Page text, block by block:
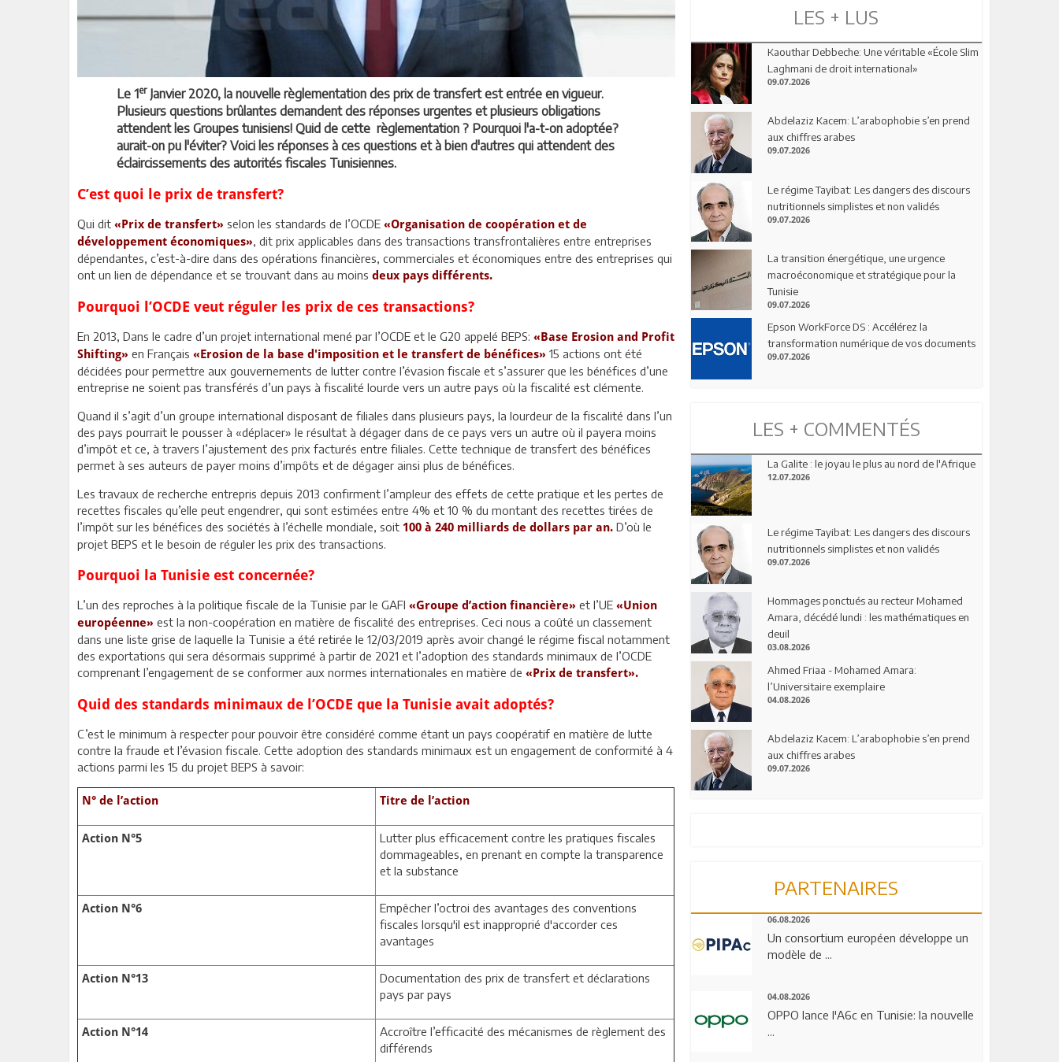
Le 1erJanvier 2020, la nouvelle règlementation des prix de transfert est entrée en vigueur.
Plusieurs questions brûlantes demandent des réponses urgentes et plusieurs obligations
attendent les Groupes tunisiens! Quid de cette règlementation ? Pourquoi l'a-t-on adoptée?
aurait-on pu l'éviter? Voici les réponses à ces questions et à bien d'autres qui attendent des
éclaircissements des autorités fiscales Tunisiennes.
C’est quoi le prix de transfert?
Qui dit «Prix de transfert» selon les standards de l’OCDE «Organisation de coopération et de
développement économiques», dit prix applicables dans des transactions transfrontalières entre entreprises
dépendantes, c’est-à-dire dans des opérations financières, commerciales et économiques entre des entreprises qui
ont un lien de dépendance et se trouvant dans au moins deux pays différents.
Pourquoi l’OCDE veut réguler les prix de ces transactions?
En 2013, Dans le cadre d’un projet international mené par l’OCDE et le G20 appelé BEPS: «Base Erosion and Profit
Shifting» en Français «Erosion de la base d'imposition et le transfert de bénéfices» 15 actions ont été
décidées pour permettre aux gouvernements de lutter contre l’évasion fiscale et s’assurer que les bénéfices d’une
entreprise ne soient pas transférés d’un pays à fiscalité lourde vers un autre pays où la fiscalité est clémente.
Quand il s’agit d’un groupe international disposant de filiales dans plusieurs pays, la lourdeur de la fiscalité dans l’un
des pays pourrait le pousser à «déplacer» le résultat à dégager dans de ce pays vers un autre où il payera moins
d’impôt et ce, à travers l’ajustement des prix facturés entre filiales. Cette technique de transfert des bénéfices
permet à ses auteurs de payer moins d’impôts et de dégager ainsi plus de bénéfices.
Les travaux de recherche entrepris depuis 2013 confirment l’ampleur des effets de cette pratique et les pertes de
recettes fiscales qu’elle peut engendrer, qui sont estimées entre 4% et 10 % du montant des recettes tirées de
l’impôt sur les bénéfices des sociétés à l’échelle mondiale, soit 100 à 240 milliards de dollars par an. D’où le
projet BEPS et le besoin de réguler les prix des transactions.
Pourquoi la Tunisie est concernée?
L’un des reproches à la politique fiscale de la Tunisie par le GAFI «Groupe d’action financière» et l’UE «Union
européenne» est la non-coopération en matière de fiscalité des entreprises. Ceci nous a coûté un classement
dans une liste grise de laquelle la Tunisie a été retirée le 12/03/2019 après avoir changé le régime fiscal notamment
des exportations qui sera désormais supprimé à partir de 2021 et l’adoption des standards minimaux de l’OCDE
comprenant l’engagement de se conformer aux normes internationales en matière de «Prix de transfert».
Quid des standards minimaux de l’OCDE que la Tunisie avait adoptés?
C’est le minimum à respecter pour pouvoir être considéré comme étant un pays coopératif en matière de lutte
contre la fraude et l’évasion fiscale. Cette adoption des standards minimaux est un engagement de conformité à 4
actions parmi les 15 du projet BEPS à savoir:
N° de l’action Titre de l’action
Action N°5
Lutter plus efficacement contre les pratiques fiscales
dommageables, en prenant en compte la transparence
et la substance
Action N°6
Empêcher l’octroi des avantages des conventions
fiscales lorsqu'il est inapproprié d'accorder ces
avantages
Action N°13
Documentation des prix de transfert et déclarations
pays par pays
Action N°14
Accroître l’efficacité des mécanismes de règlement des
différends
LES + LUS
Kaouthar Debbeche: Une véritable «École Slim
Laghmani de droit international»
09.07.2026
Abdelaziz Kacem: L’arabophobie s’en prend
aux chiffres arabes
09.07.2026
Le régime Tayibat: Les dangers des discours
nutritionnels simplistes et non validés
09.07.2026
La transition énergétique, une urgence
macroéconomique et stratégique pour la
Tunisie
09.07.2026
Epson WorkForce DS : Accélérez la
transformation numérique de vos documents
09.07.2026
LES + COMMENTÉS
La Galite : le joyau le plus au nord de l'Afrique
12.07.2026
Le régime Tayibat: Les dangers des discours
nutritionnels simplistes et non validés
09.07.2026
Hommages ponctués au recteur Mohamed
Amara, décédé lundi : les mathématiques en
deuil
03.08.2026
Ahmed Friaa - Mohamed Amara:
l’Universitaire exemplaire
04.08.2026
Abdelaziz Kacem: L’arabophobie s’en prend
aux chiffres arabes
09.07.2026
PARTENAIRES
06.08.2026
Un consortium européen développe un
modèle de ...
04.08.2026
OPPO lance l'A6c en Tunisie: la nouvelle
...